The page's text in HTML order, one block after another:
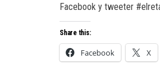
Facebook y tweeter
Share this:
Facebook X